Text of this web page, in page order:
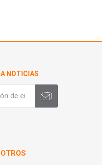
NOTICIAS